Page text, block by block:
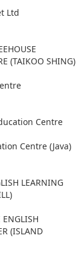
Ltd
(TAIKOO SHING)
Centre
Centre (Java)
LEARNING
ENGLISH
(ISLAND